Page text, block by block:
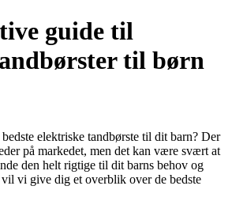
guide til
til børn
elektriske tandbørste til dit barn? Der
på markedet, men det kan være svært at
den helt rigtige til dit barns behov og
vi give dig et overblik over de bedste